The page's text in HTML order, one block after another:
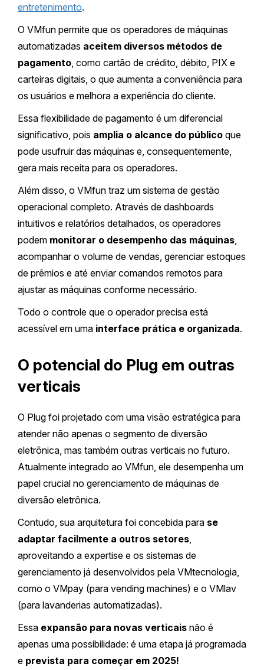
entretenimento.
O VMfun permite que os operadores de máquinas
automatizadas aceitem diversos métodos de
pagamento , como cartão de crédito, débito, PIX e
carteiras digitais, o que aumenta a conveniência para
os usuários e melhora a experiência do cliente.
Essa flexibilidade de pagamento é um diferencial
significativo, pois amplia o alcance do público que
pode usufruir das máquinas e, consequentemente,
gera mais receita para os operadores.
Além disso, o VMfun traz um sistema de gestão
operacional completo. Através de dashboards
intuitivos e relatórios detalhados, os operadores
podem monitorar o desempenho das máquinas
acompanhar o volume de vendas, gerenciar estoques
de prêmios e até enviar comandos remotos para
ajustar as máquinas conforme necessário.
Todo o controle que o operador precisa está
acessível em uma interface prática e organizada.
O potencial do Plug em outras
verticais
O Plug foi projetado com uma visão estratégica para
atender não apenas o segmento de diversão
eletrônica, mas também outras verticais no futuro.
Atualmente integrado ao VMfun, ele desempenha um
papel crucial no gerenciamento de máquinas de
diversão eletrônica.
Contudo, sua arquitetura foi concebida para se
adaptar facilmente a outros setores
aproveitando a expertise e os sistemas de
gerenciamento já desenvolvidos pela VMtecnologia,
como o VMpay (para vending machines) e o VMlav
(para lavanderias automatizadas).
Essa expansão para novas verticais não é
apenas uma possibilidade: é uma etapa já programada
e prevista para começar em 2025!